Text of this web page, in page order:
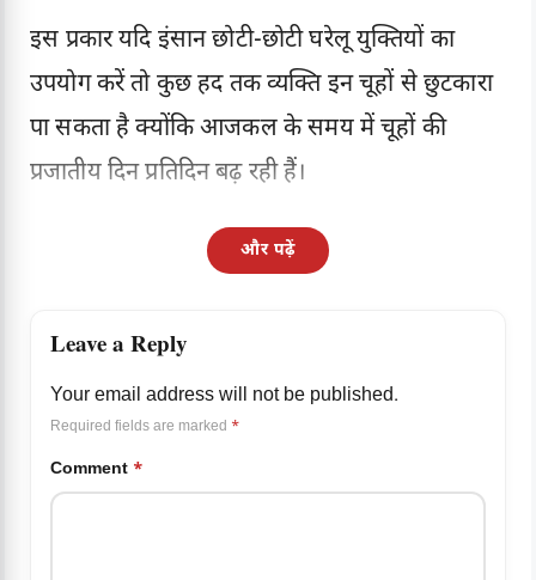
इस प्रकार यदि इंसान छोटी-छोटी घरेलू युक्तियों का
उपयोग करें तो कुछ हद तक व्यक्ति इन चूहों से छुटकारा
पा सकता है क्योंकि आजकल के समय में चूहों की
प्रजातीय दिन प्रतिदिन बढ़ रही हैं।
और पढ़ें
Leave a Reply
Your email address will not be published.
Required fields are marked *
Comment *